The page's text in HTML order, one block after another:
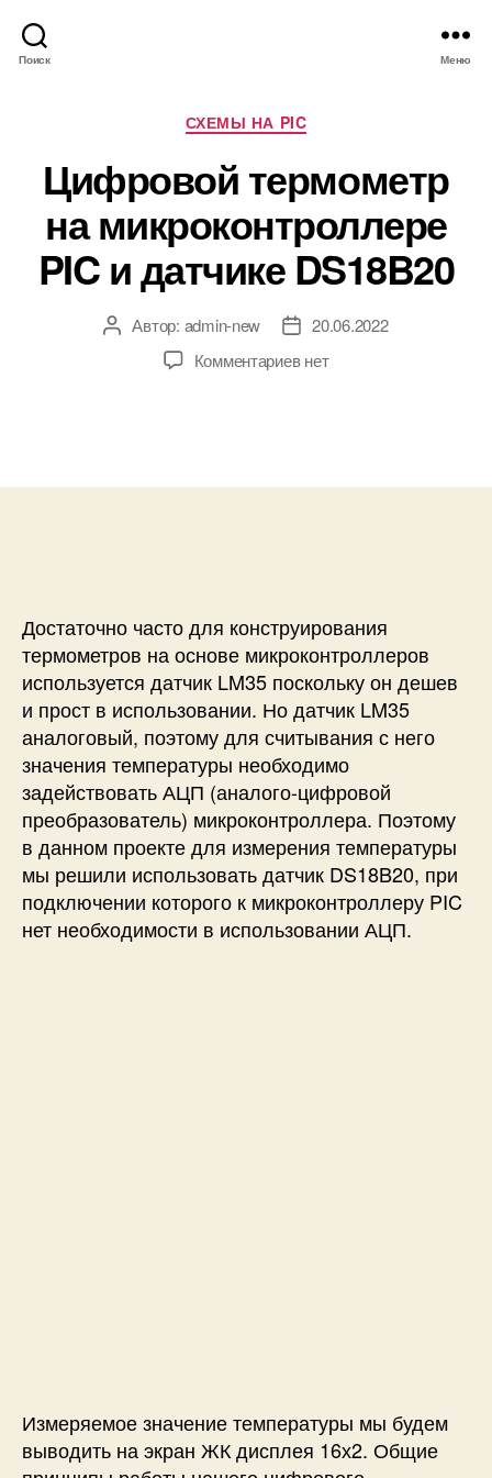
Поиск Меню
Р
у
б
р
и
к
и
СХЕМЫ НА PIC
Цифровой термометр
на микроконтроллере
PIC и датчике DS18B20
А
п
Автор: admin-new
Д
т
и
20.06.2022
Комментариевк
о
в
й
т
е
р
м
о
м
е
т
р
н
C
и
д
нет
Достаточно часто для конструирования
термометров на основе микроконтроллеров
используется датчик LM35 поскольку он дешев
и прост в использовании. Но датчик LM35
аналоговый, поэтому для считывания с него
значения температуры необходимо
задействовать АЦП (аналого-цифровой
преобразователь) микроконтроллера. Поэтому
в данном проекте для измерения температуры
мы решили использовать датчик DS18B20, при
подключении которого к микроконтроллеру PIC
нет необходимости в использовании АЦП.
Измеряемое значение температуры мы будем
выводить на экран ЖК дисплея 16х2. Общие